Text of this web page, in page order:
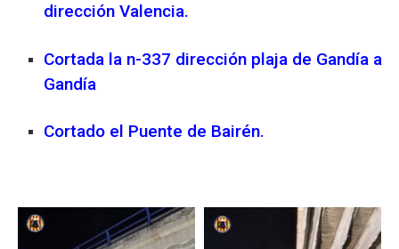
dirección Valencia.
Cortada la n-337 dirección plaja de Gandía a
Gandía
Cortado el Puente de Bairén.